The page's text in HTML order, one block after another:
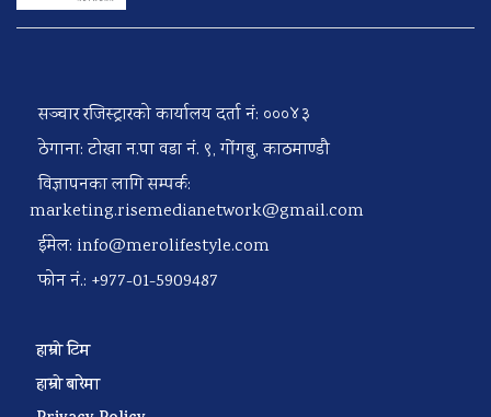
सञ्चार रजिस्ट्रारको कार्यालय दर्ता नं: ०००४३
ठेगाना: टोखा न.पा वडा नं. ९, गोंगबु, काठमाण्डौ
विज्ञापनका लागि सम्पर्क:
marketing.risemedianetwork@gmail.com
ईमेल: info@merolifestyle.com
फोन नं.: +977-01-5909487
हाम्रो टिम
हाम्रो बारेमा